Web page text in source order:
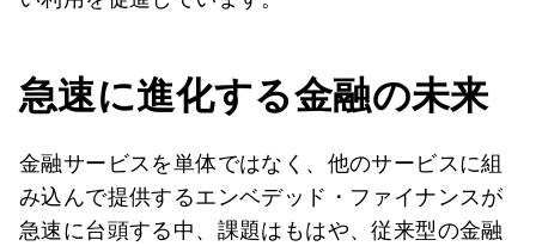
急速に進化する金融の未来
金融サービスを単体ではなく、他のサービスに組
み込んで提供するエンベデッド・ファイナンスが
急速に台頭する中、課題はもはや、従来型の金融